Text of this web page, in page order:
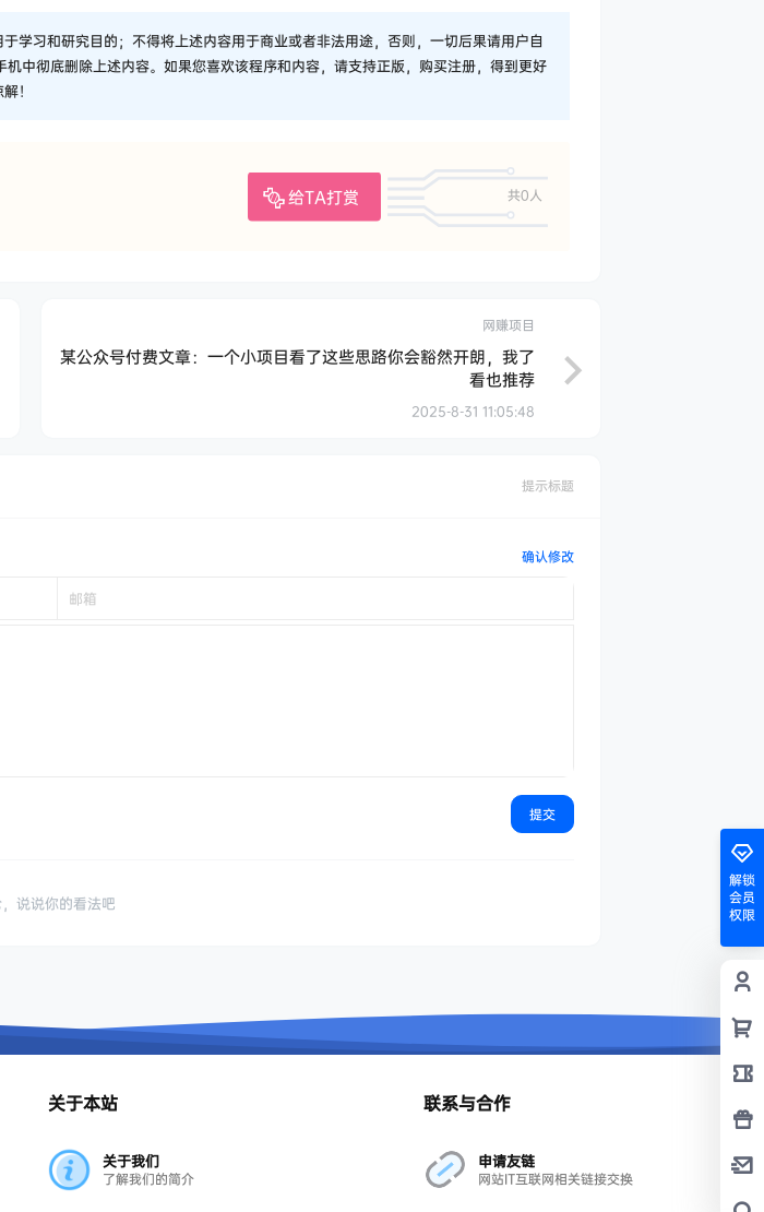
学习和研究目的；不得将上述内容用于商业或者非法用途，否则，一切后果请用户自
中彻底删除上述内容。如果您喜欢该程序和内容，请支持正版，购买注册，得到更好
！
给TA打赏
共0人
网赚项目
某公众号付费文章：一‮小个‬项目看了‮些这‬思‮你路‬会‮然豁‬开朗，我‮了
看‬也推荐
2025-8-31 11:05:48
提示标题
确认修改
提交
说说你的看法吧
解锁
会员
权限
关于本站
关于我们
了解我们的简介
联系与合作
申请友链
网站IT互联网相关链接交换